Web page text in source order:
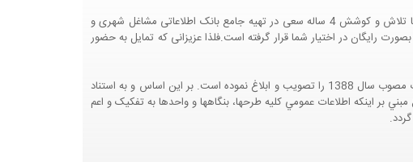
پرتال مشاغل ایران در جهت رشد فرهنگ بازاریابی و کمک به جامعه بازاریابی و اقتصاد کشور عزیزمان این وب سایت را راه اندازی نموده و با تلاش و کوشش 4 ساله سعی در تهیه جامع بانک اطلاعاتی مشاغل شهری و
در اختیار شما قرار گرفته است.فلذا عزیزانی که تمایل به حضور
هيئت محترم دولت طي مصوبه شماره 99517/ت49016 ه مورخ 01/09/1393، آيين نامه اجرايي قانون انتشار و دسترسي آزاد به اطلاعات مصوب سال 1388 را تصويب و ابلاغ نموده است. بر اين اساس و به استناد
18/05/1394 معاونت محترم طرح و برنامه وزارت متبوع مبني بر اينکه اطلاعات عمومي کليه طرحها، بنگاهها و واحدها به تفکيک و اعم